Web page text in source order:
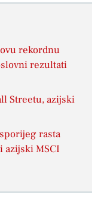
rekordnu
rezultati
Streetu, azijski
rasta
azijski MSCI